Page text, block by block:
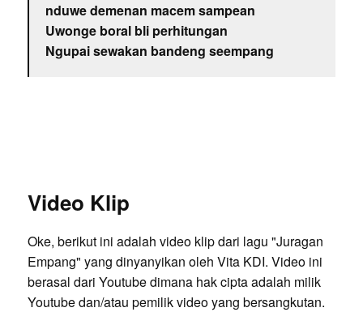
nduwe demenan macem sampean
Uwonge boral bli perhitungan
Ngupai sewakan bandeng seempang
Video Klip
Oke, berikut ini adalah video klip dari lagu "Juragan
Empang" yang dinyanyikan oleh Vita KDI. Video ini
berasal dari Youtube dimana hak cipta adalah milik
Youtube dan/atau pemilik video yang bersangkutan.